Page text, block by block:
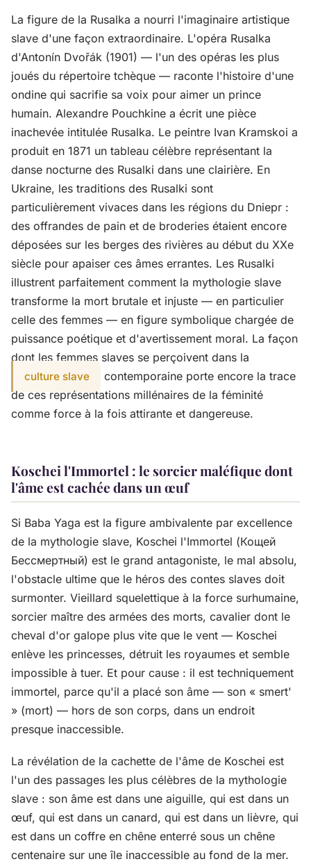
La figure de la Rusalka a nourri l'imaginaire artistique
slave d'une façon extraordinaire. L'opéra Rusalka
d'Antonín Dvořák (1901) — l'un des opéras les plus
joués du répertoire tchèque — raconte l'histoire d'une
ondine qui sacrifie sa voix pour aimer un prince
humain. Alexandre Pouchkine a écrit une pièce
inachevée intitulée Rusalka. Le peintre Ivan Kramskoi a
produit en 1871 un tableau célèbre représentant la
danse nocturne des Rusalki dans une clairière. En
Ukraine, les traditions des Rusalki sont
particulièrement vivaces dans les régions du Dniepr :
des offrandes de pain et de broderies étaient encore
déposées sur les berges des rivières au début du XXe
siècle pour apaiser ces âmes errantes. Les Rusalki
illustrent parfaitement comment la mythologie slave
transforme la mort brutale et injuste — en particulier
celle des femmes — en figure symbolique chargée de
puissance poétique et d'avertissement moral. La façon
dont les femmes slaves se perçoivent dans la
culture slave
contemporaine porte encore la trace
de ces représentations millénaires de la féminité
comme force à la fois attirante et dangereuse.
Koschei l'Immortel : le sorcier maléfique dont
l'âme est cachée dans un œuf
Si Baba Yaga est la figure ambivalente par excellence
de la mythologie slave, Koschei l'Immortel (Кощей
Бессмертный) est le grand antagoniste, le mal absolu,
l'obstacle ultime que le héros des contes slaves doit
surmonter. Vieillard squelettique à la force surhumaine,
sorcier maître des armées des morts, cavalier dont le
cheval d'or galope plus vite que le vent — Koschei
enlève les princesses, détruit les royaumes et semble
impossible à tuer. Et pour cause : il est techniquement
immortel, parce qu'il a placé son âme — son « smert'
» (mort) — hors de son corps, dans un endroit
presque inaccessible.
La révélation de la cachette de l'âme de Koschei est
l'un des passages les plus célèbres de la mythologie
slave : son âme est dans une aiguille, qui est dans un
œuf, qui est dans un canard, qui est dans un lièvre, qui
est dans un coffre en chêne enterré sous un chêne
centenaire sur une île inaccessible au fond de la mer.